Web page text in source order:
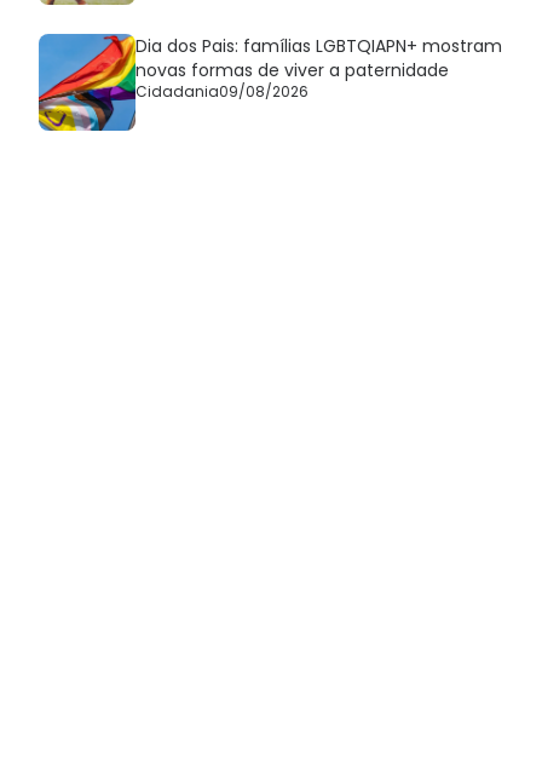
Dia dos Pais: famílias LGBTQIAPN+ mostram
novas formas de viver a paternidade
Cidadania09/08/2026